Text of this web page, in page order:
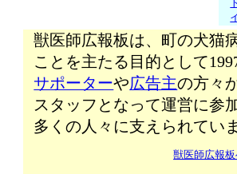
獣医師広報板は、町の犬猫
ことを主たる目的として
サポーターや広告主の方々
スタッフとなって運営に参
多くの人々に支えられてい
獣医師広報